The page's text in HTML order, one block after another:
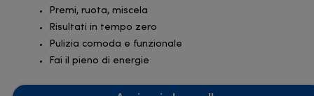
Premi, ruota, miscela
Risultati in tempo zero
Pulizia comoda e funzionale
Fai il pieno di energie